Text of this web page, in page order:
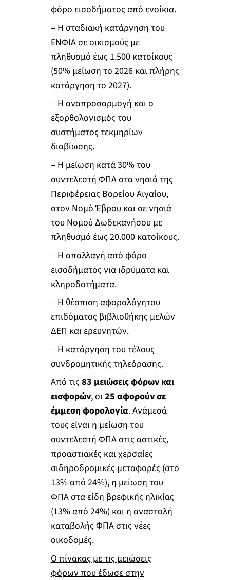
φόρο εισοδήματος από ενοίκια.
– Η σταδιακή κατάργηση του
ΕΝΦΙΑ σε οικισμούς με
πληθυσμό έως 1.500 κατοίκους
(50% μείωση το 2026 και πλήρης
κατάργηση το 2027).
– Η αναπροσαρμογή και ο
εξορθολογισμός του
συστήματος τεκμηρίων
διαβίωσης.
– Η μείωση κατά 30% του
συντελεστή ΦΠΑ στα νησιά της
Περιφέρειας Βορείου Αιγαίου,
στον Νομό Έβρου και σε νησιά
του Νομού Δωδεκανήσου με
πληθυσμό έως 20.000 κατοίκους.
– Η απαλλαγή από φόρο
εισοδήματος για ιδρύματα και
κληροδοτήματα.
– Η θέσπιση αφορολόγητου
επιδόματος βιβλιοθήκης μελών
ΔΕΠ και ερευνητών.
– Η κατάργηση του τέλους
συνδρομητικής τηλεόρασης.
Από τις 83 μειώσεις φόρων και
εισφορών, οι25 αφορούν σε
έμμεση φορολογία. Ανάμεσά
τους είναι η μείωση του
συντελεστή ΦΠΑ στις αστικές,
προαστιακές και χερσαίες
σιδηροδρομικές μεταφορές (στο
13% από 24%), η μείωση του
ΦΠΑ στα είδη βρεφικής ηλικίας
(13% από 24%) και η αναστολή
καταβολής ΦΠΑ στις νέες
οικοδομές.
Ο πίνακας με τις μειώσεις
φόρων που έδωσε στην